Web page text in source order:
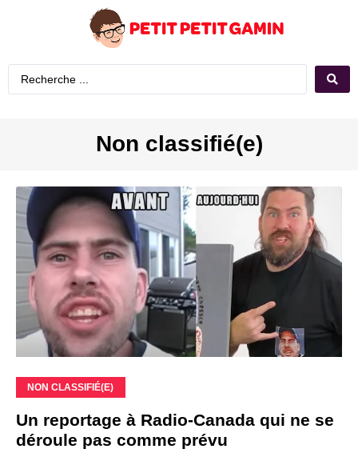
Non classifié(e)
NON CLASSIFIÉ(E)
Un reportage à Radio-Canada qui ne se
déroule pas comme prévu